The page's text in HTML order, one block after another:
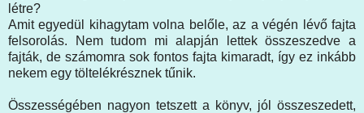
létre?
Amit egyedül kihagytam volna belőle, az a végén lévő fajta
felsorolás. Nem tudom mi alapján lettek összeszedve a
fajták, de számomra sok fontos fajta kimaradt, így ez inkább
nekem egy töltelékrésznek tűnik.
Összességében nagyon tetszett a könyv, jól összeszedett,